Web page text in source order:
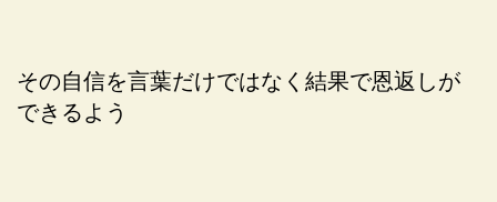
その自信を言葉だけではなく結果で恩返しが
できるよう